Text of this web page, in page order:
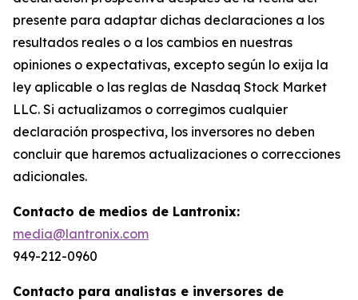
presente para adaptar dichas declaraciones a los
resultados reales o a los cambios en nuestras
opiniones o expectativas, excepto según lo exija la
ley aplicable o las reglas de Nasdaq Stock Market
LLC. Si actualizamos o corregimos cualquier
declaración prospectiva, los inversores no deben
concluir que haremos actualizaciones o correcciones
adicionales.
Contacto de medios de Lantronix:
media@lantronix.com
949-212-0960
Contacto para analistas e inversores de